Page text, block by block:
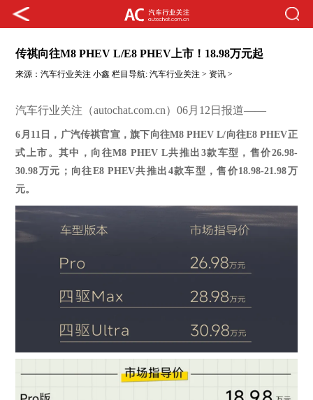
传祺向往M8 PHEV L/E8 PHEV上市！18.98万元起
来源：汽车行业关注 小鑫 栏目导航:汽车行业关注 > 资讯 >
汽车行业关注（autochat.com.cn）06月12日报道——
6月11日， 广汽传祺官宣，旗下向往M8 PHEV L/向往E8 PHEV正
式上市。其中， 向往M8 PHEV L共推出3款车型，售价26.98-
30.98万元；向往E8 PHEV共推出4款车型，售价18.98-21.98万
元。